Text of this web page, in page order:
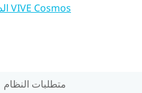
VIVE Cosmos الدعم
متطلبات النظام